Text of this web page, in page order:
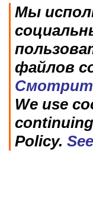
Мы
файлов
We use
Policy.